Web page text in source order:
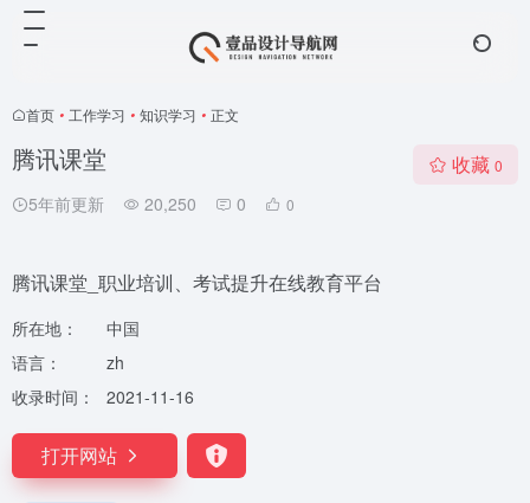
首页 • 工作学习 • 知识学习 • 正文
腾讯课堂
5年前更新 20,250 0 0
收藏 0
腾讯课堂_职业培训、考试提升在线教育平台
所在地：
中国
语言：
zh
收录时间：
2021-11-16
打开网站